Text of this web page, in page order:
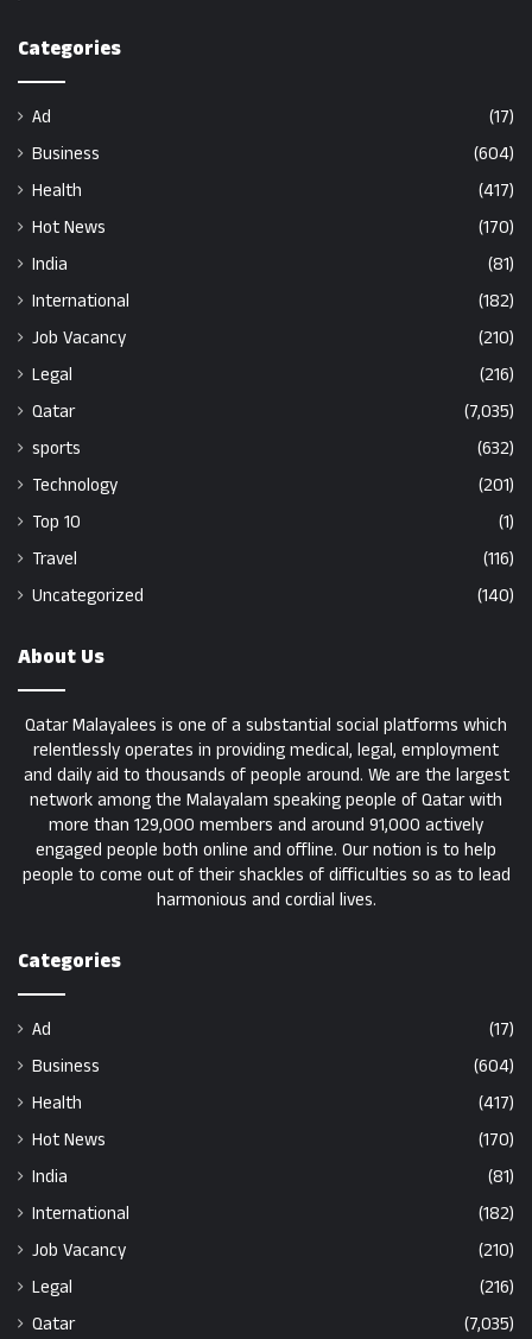
Categories
Ad
(17)
Business
(604)
Health
(417)
Hot News
(170)
India
(81)
International
(182)
Job Vacancy
(210)
Legal
(216)
Qatar
(7,035)
sports
(632)
Technology
(201)
Top 10
(1)
Travel
(116)
Uncategorized
(140)
About Us
Qatar Malayalees is one of a substantial social platforms which
relentlessly operates in providing medical, legal, employment
and daily aid to thousands of people around. We are the largest
network among the Malayalam speaking people of Qatar with
more than 129,000 members and around 91,000 actively
engaged people both online and offline. Our notion is to help
people to come out of their shackles of difficulties so as to lead
harmonious and cordial lives.
Categories
Ad
(17)
Business
(604)
Health
(417)
Hot News
(170)
India
(81)
International
(182)
Job Vacancy
(210)
Legal
(216)
Qatar
(7,035)